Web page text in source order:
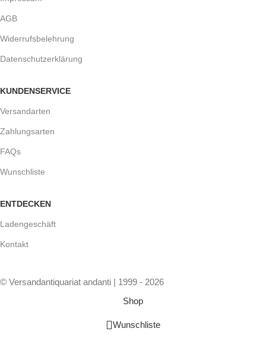
AGB
Widerrufsbelehrung
Datenschutzerklärung
KUNDENSERVICE
Versandarten
Zahlungsarten
FAQs
Wunschliste
ENTDECKEN
Ladengeschäft
Kontakt
© Versandantiquariat andanti | 1999 - 2026
Shop
Wunschliste